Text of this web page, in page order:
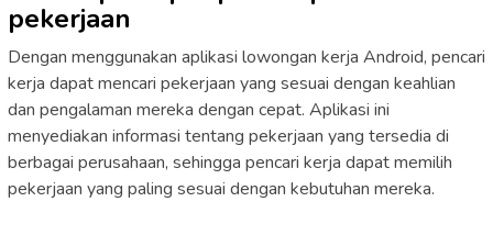
pekerjaan
Dengan menggunakan aplikasi lowongan kerja Android, pencari
kerja dapat mencari pekerjaan yang sesuai dengan keahlian
dan pengalaman mereka dengan cepat. Aplikasi ini
menyediakan informasi tentang pekerjaan yang tersedia di
berbagai perusahaan, sehingga pencari kerja dapat memilih
pekerjaan yang paling sesuai dengan kebutuhan mereka.